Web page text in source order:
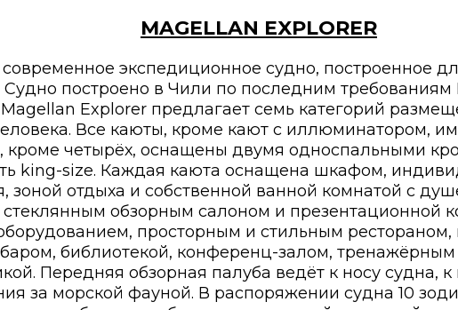
MAGELLAN EXPLORER
экспедиционное судно, построенное
Судно построено в Чили по последним
Magellan Explorer предлагает семь категорий
Все каюты, кроме кают с иллюминатором,
кроме четырёх, оснащены двумя односпальными
king-size. Каждая каюта оснащена шкафом,
зоной отдыха и собственной ванной комнатой с
обзорным салоном и презентационной
просторным и стильным рестораном,
библиотекой, конференц-залом, тренажёрным
Передняя обзорная палуба ведёт к носу судна,
за морской фауной. В распоряжении судна 10